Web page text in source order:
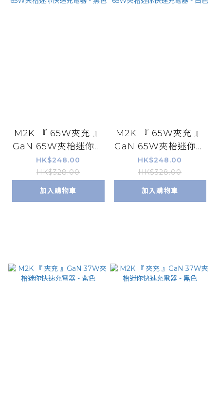
M2K 『 65W夾充 』
GaN 65W夾枱迷你快
速充電器 - 黑色
HK$248.00
HK$328.00
加入購物車
M2K 『 65W夾充 』
GaN 65W夾枱迷你快
速充電器 - 白色
HK$248.00
HK$328.00
加入購物車